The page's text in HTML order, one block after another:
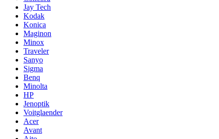
Jay Tech
Kodak
Konica
Maginon
Minox
Traveler
Sanyo
Sigma
Benq
Minolta
HP
Jenoptik
Voitglaender
Acer
Avant